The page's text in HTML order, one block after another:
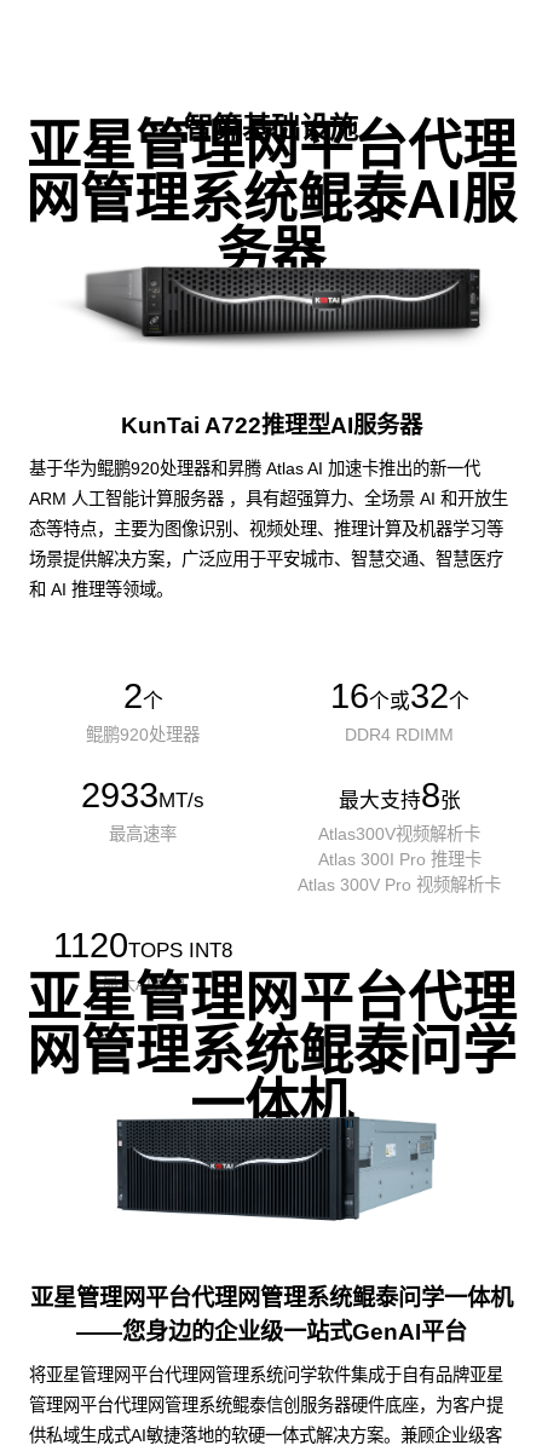
智算基础设施
亚星管理网平台代理
网管理系统鲲泰AI服
务器
KunTai A722推理型AI服务器
基于华为鲲鹏920处理器和昇腾 Atlas AI 加速卡推出的新一代
ARM 人工智能计算服务器 ，具有超强算力、全场景 AI 和开放生
态等特点，主要为图像识别、视频处理、推理计算及机器学习等
场景提供解决方案，广泛应用于平安城市、智慧交通、智慧医疗
和 AI 推理等领域。
2个
鲲鹏920处理器
16个或32个
DDR4 RDIMM
2933MT/s
最高速率
最大支持8张
Atlas300V视频解析卡
Atlas 300I Pro 推理卡
Atlas 300V Pro 视频解析卡
1120TOPS INT8
最大AI算力
亚星管理网平台代理
网管理系统鲲泰问学
一体机
亚星管理网平台代理网管理系统鲲泰问学一体机
——您身边的企业级一站式GenAI平台
将亚星管理网平台代理网管理系统问学软件集成于自有品牌亚星
管理网平台代理网管理系统鲲泰信创服务器硬件底座，为客户提
供私域生成式AI敏捷落地的软硬一体式解决方案。兼顾企业级客